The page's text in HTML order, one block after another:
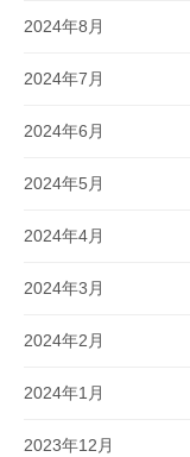
2024年8月
2024年7月
2024年6月
2024年5月
2024年4月
2024年3月
2024年2月
2024年1月
2023年12月